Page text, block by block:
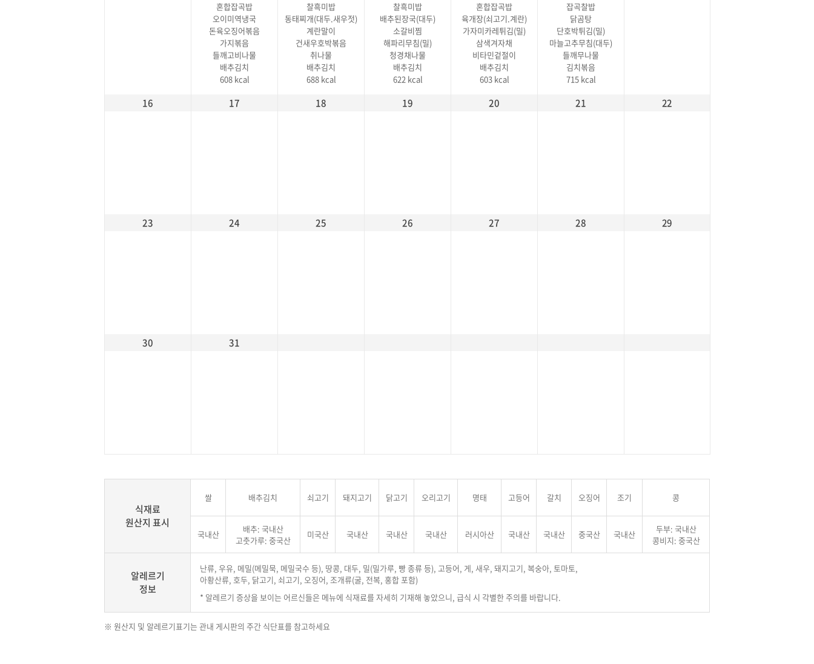
혼합잡곡밥
오이미역냉국
돈육오징어볶음
가지볶음
들깨고비나물
배추김치
608 kcal
찰흑미밥
동태찌개(대두.새우젓)
계란말이
건새우호박볶음
취나물
배추김치
688 kcal
찰흑미밥
배추된장국(대두)
소갈비찜
해파리무침(밀)
청경채나물
배추김치
622 kcal
혼합잡곡밥
육개장(쇠고기.계란)
가자미카레튀김(밀)
삼색겨자채
비타민겉절이
배추김치
603 kcal
잡곡찰밥
닭곰탕
단호박튀김(밀)
마늘고추무침(대두)
들깨무나물
김치볶음
715 kcal
16 17 18 19 20 21 22
23 24 25 26 27 28 29
30 31
식재료
원산지 표시
쌀 배추김치 쇠고기 돼지고기 닭고기 오리고기 명태 고등어 갈치 오징어 조기 콩
국내산
배추: 국내산
고춧가루: 중국산
미국산 국내산 국내산 국내산 러시아산 국내산 국내산 중국산 국내산
두부: 국내산
콩비지: 중국산
알레르기
정보
난류, 우유, 메밀(메밀묵, 메밀국수 등), 땅콩, 대두, 밀(밀가루, 빵 종류 등), 고등어, 게, 새우, 돼지고기, 복숭아, 토마토,
아황산류, 호두, 닭고기, 쇠고기, 오징어, 조개류(굴, 전복, 홍합 포함)
* 알레르기 증상을 보이는 어르신들은 메뉴에 식재료를 자세히 기재해 놓았으니, 급식 시 각별한 주의를 바랍니다.
※ 원산지 및 알레르기표기는 관내 게시판의 주간 식단표를 참고하세요